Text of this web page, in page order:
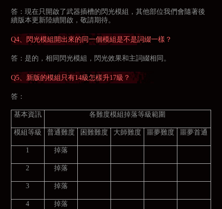
答：現在只開啟了武器插槽的閃光模組，其他部位我們會隨著後
續版本更新陸續開啟，敬請期待。
Q4、閃光模組開出來的同一個模組是不是詞綴一樣？
答：是的，相同閃光模組，閃光效果和主詞綴相同。
Q5、新版的模組只有14級怎樣升17級？
答：
基本資訊 各難度模組掉落等級範圍
模組等級 普通難度 困難難度 大師難度 噩夢難度 噩夢首通
1 掉落
2 掉落
3 掉落
4 掉落